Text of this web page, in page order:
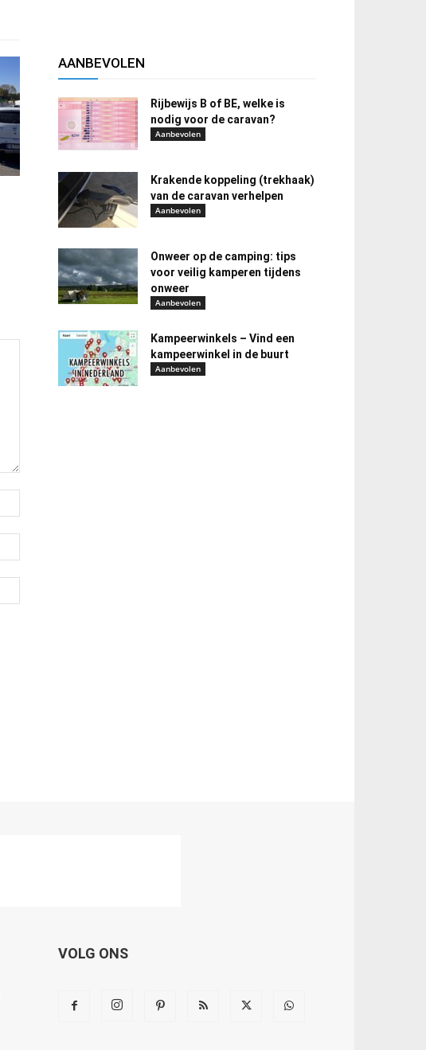
AANBEVOLEN
Rijbewijs B of BE, welke is
nodig voor de caravan?
Aanbevolen
Krakende koppeling (trekhaak)
van de caravan verhelpen
Aanbevolen
Onweer op de camping: tips
voor veilig kamperen tijdens
onweer
Aanbevolen
Kampeerwinkels – Vind een
kampeerwinkel in de buurt
Aanbevolen
VOLG ONS